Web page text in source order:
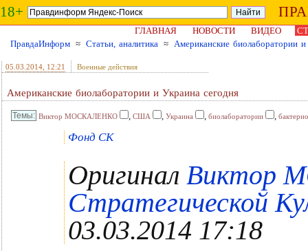
18+
ГЛАВНАЯ НОВОСТИ ВИДЕО
ПравдаИнформ ≈ Статьи, аналитика ≈ Американские биолаборатории
05.03.2014 , 12:21 Военные действия
Американские биолаборатории и Украина сегодня
Виктор МОСКАЛЕНКО , США , Украина , биолаборатории ,
Фонд СК
Оригинал Виктор
Стратегической
03.03.2014 17:18